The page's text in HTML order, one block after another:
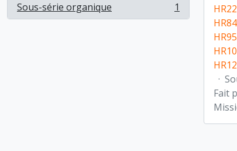
Sous-série organique
, 1 résultats 1
·
Fait